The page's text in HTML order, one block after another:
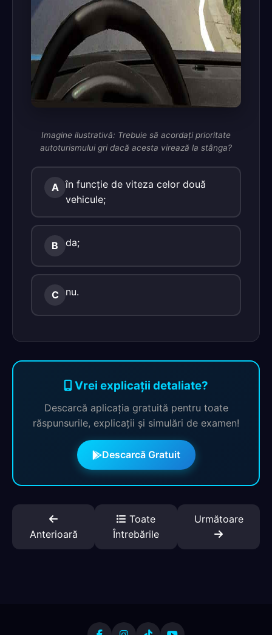
Imagine ilustrativă: Trebuie să acordaţi prioritate
autoturismului gri dacă acesta virează la stânga?
A în funcţie de viteza celor două
vehicule;
B da;
C nu.
Vrei explicații detaliate?
Descarcă aplicația gratuită pentru toate
răspunsurile, explicații și simulări de examen!
Descarcă Gratuit
Anterioară
Toate
Întrebările
Următoare